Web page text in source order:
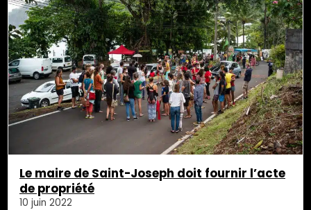
Le maire de Saint-Joseph doit fournir l’acte
de propriété
10 juin 2022